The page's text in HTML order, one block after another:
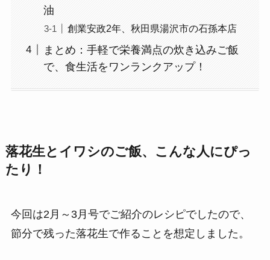
油
創業安政2年、秋田県湯沢市の石孫本店
まとめ：手軽で栄養満点の炊き込みご飯
で、食生活をワンランクアップ！
落花生とイワシのご飯、こんな人にぴっ
たり！
今回は2月～3月号でご紹介のレシピでしたので、
節分で残った落花生で作ることを想定しました。